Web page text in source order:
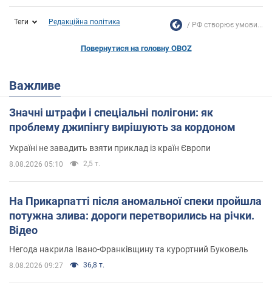
Теги Редакційна політика РФ створює умови...
Повернутися на головну OBOZ
Важливе
Значні штрафи і спеціальні полігони: як
проблему джипінгу вирішують за кордоном
Україні не завадить взяти приклад із країн Європи
8.08.2026 05:10 2,5 т.
На Прикарпатті після аномальної спеки пройшла
потужна злива: дороги перетворились на річки.
Відео
Негода накрила Івано-Франківщину та курортний Буковель
8.08.2026 09:27 36,8 т.